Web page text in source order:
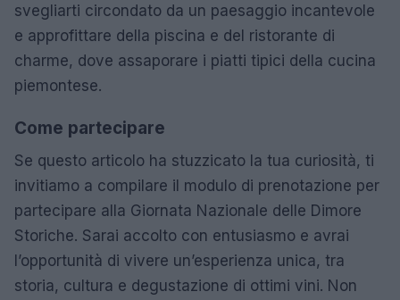
svegliarti circondato da un paesaggio incantevole
e approfittare della piscina e del ristorante di
charme, dove assaporare i piatti tipici della cucina
piemontese.
Come partecipare
Se questo articolo ha stuzzicato la tua curiosità, ti
invitiamo a compilare il modulo di prenotazione per
partecipare alla Giornata Nazionale delle Dimore
Storiche. Sarai accolto con entusiasmo e avrai
l’opportunità di vivere un’esperienza unica, tra
storia, cultura e degustazione di ottimi vini. Non